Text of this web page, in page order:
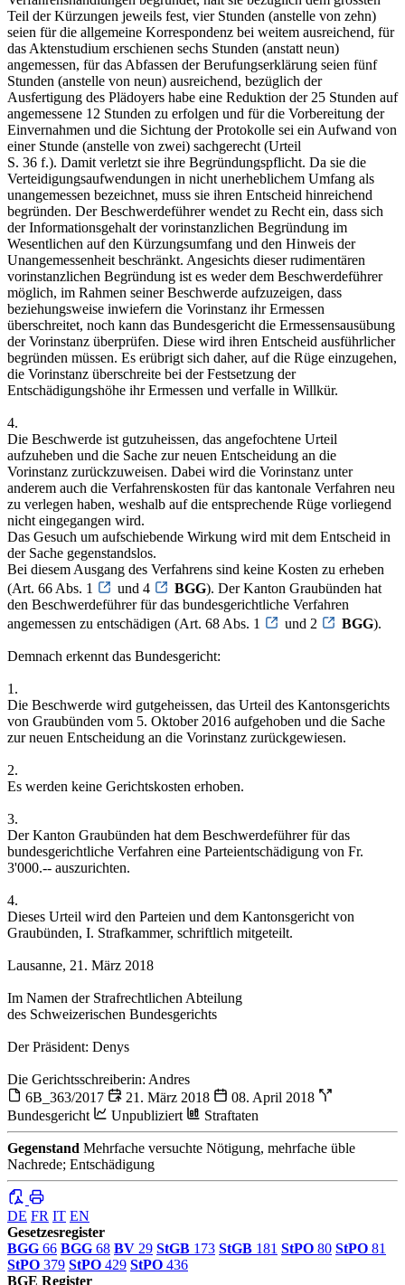
Teil der Kürzungen jeweils fest, vier Stunden (anstelle von zehn)
seien für die allgemeine Korrespondenz bei weitem ausreichend, für
das Aktenstudium erschienen sechs Stunden (anstatt neun)
angemessen, für das Abfassen der Berufungserklärung seien fünf
Stunden (anstelle von neun) ausreichend, bezüglich der
Ausfertigung des Plädoyers habe eine Reduktion der 25 Stunden auf
angemessene 12 Stunden zu erfolgen und für die Vorbereitung der
Einvernahmen und die Sichtung der Protokolle sei ein Aufwand von
einer Stunde (anstelle von zwei) sachgerecht (Urteil
S. 36 f.). Damit verletzt sie ihre Begründungspflicht. Da sie die
Verteidigungsaufwendungen in nicht unerheblichem Umfang als
unangemessen bezeichnet, muss sie ihren Entscheid hinreichend
begründen. Der Beschwerdeführer wendet zu Recht ein, dass sich
der Informationsgehalt der vorinstanzlichen Begründung im
Wesentlichen auf den Kürzungsumfang und den Hinweis der
Unangemessenheit beschränkt. Angesichts dieser rudimentären
vorinstanzlichen Begründung ist es weder dem Beschwerdeführer
möglich, im Rahmen seiner Beschwerde aufzuzeigen, dass
beziehungsweise inwiefern die Vorinstanz ihr Ermessen
überschreitet, noch kann das Bundesgericht die Ermessensausübung
der Vorinstanz überprüfen. Diese wird ihren Entscheid ausführlicher
begründen müssen. Es erübrigt sich daher, auf die Rüge einzugehen,
die Vorinstanz überschreite bei der Festsetzung der
Entschädigungshöhe ihr Ermessen und verfalle in Willkür.
4.
Die Beschwerde ist gutzuheissen, das angefochtene Urteil
aufzuheben und die Sache zur neuen Entscheidung an die
Vorinstanz zurückzuweisen. Dabei wird die Vorinstanz unter
anderem auch die Verfahrenskosten für das kantonale Verfahren neu
zu verlegen haben, weshalb auf die entsprechende Rüge vorliegend
nicht eingegangen wird.
Das Gesuch um aufschiebende Wirkung wird mit dem Entscheid in
der Sache gegenstandslos.
Bei diesem Ausgang des Verfahrens sind keine Kosten zu erheben
(Art. 66 Abs. 1
und 4 BGG). Der Kanton Graubünden hat
den Beschwerdeführer für das bundesgerichtliche Verfahren
angemessen zu entschädigen (Art. 68 Abs. 1
und 2 BGG).
Demnach erkennt das Bundesgericht:
1.
Die Beschwerde wird gutgeheissen, das Urteil des Kantonsgerichts
von Graubünden vom 5. Oktober 2016 aufgehoben und die Sache
zur neuen Entscheidung an die Vorinstanz zurückgewiesen.
2.
Es werden keine Gerichtskosten erhoben.
3.
Der Kanton Graubünden hat dem Beschwerdeführer für das
bundesgerichtliche Verfahren eine Parteientschädigung von Fr.
3'000.-- auszurichten.
4.
Dieses Urteil wird den Parteien und dem Kantonsgericht von
Graubünden, I. Strafkammer, schriftlich mitgeteilt.
Lausanne, 21. März 2018
Im Namen der Strafrechtlichen Abteilung
des Schweizerischen Bundesgerichts
Der Präsident: Denys
Die Gerichtsschreiberin: Andres
6B_363/2017
21. März 2018
08. April 2018
Bundesgericht
Unpubliziert Straftaten
Gegenstand Mehrfache versuchte Nötigung, mehrfache üble
Nachrede; Entschädigung
DE FR IT EN
Gesetzesregister
BGG 66 BGG 68 BV 29 StGB 173 StGB 181 StPO 80 StPO 81
StPO 379 StPO 429 StPO 436
BGE Register